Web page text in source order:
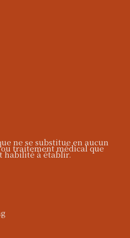
ne se substitue en aucun
traitement médical que
habilité à établir.